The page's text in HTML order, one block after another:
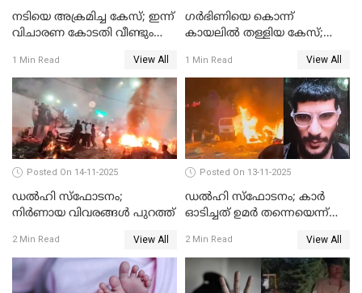
നടിയെ അക്രമിച്ച കേസ്; ഇന്ന്
വിചാരണ കോടതി വീണ്ടും
1 Min Read View All
ഗര്‍ഭിണിയെ കൊന്ന്
കായലില്‍ തള്ളിയ കേസ്;
1 Min Read View All
Posted On 14-11-2025
ഡല്‍ഹി സ്‌ഫോടനം;
നിര്‍ണായ വിവരങ്ങള്‍ പുറത്ത്
2 Min Read View All
Posted On 13-11-2025
ഡല്‍ഹി സ്‌ഫോടനം; കാര്‍
ഓടിച്ചത് ഉമര്‍ തന്നെയെന്ന്
പരിശോധനാഫലം
2 Min Read View All